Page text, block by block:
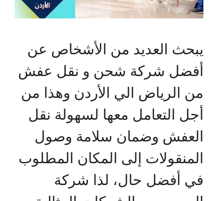
يبحث العديد من الأشخاص عن
أفضل شركة شحن و نقل عفش
من الرياض الي الأردن وهذا من
أجل التعامل معها لسهولة نقل
العفش وضمان سلامة وصول
المنقولات إلى المكان المطلوب
في أفضل حال، لذا شركة